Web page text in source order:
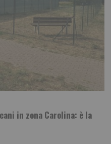
in zona Carolina: è la